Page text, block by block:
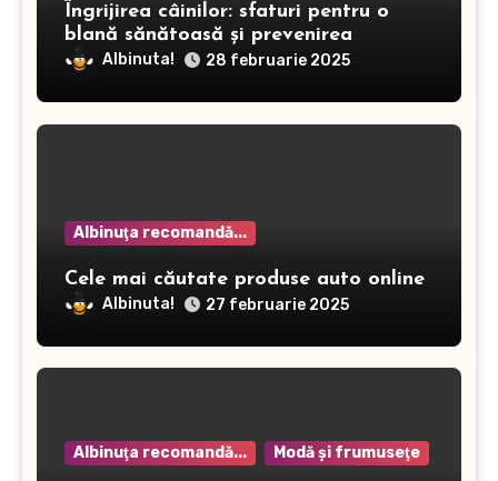
Îngrijirea câinilor: sfaturi pentru o
blană sănătoasă și prevenirea
dermatitei
Albinuta! 28 februarie 2025
Albinuţa recomandă...
Cele mai căutate produse auto online
Albinuta! 27 februarie 2025
Albinuţa recomandă... Modă şi frumuseţe